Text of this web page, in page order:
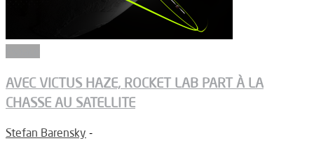
AVEC VICTUS HAZE, ROCKET LAB PART À LA
CHASSE AU SATELLITE
Stefan Barensky -